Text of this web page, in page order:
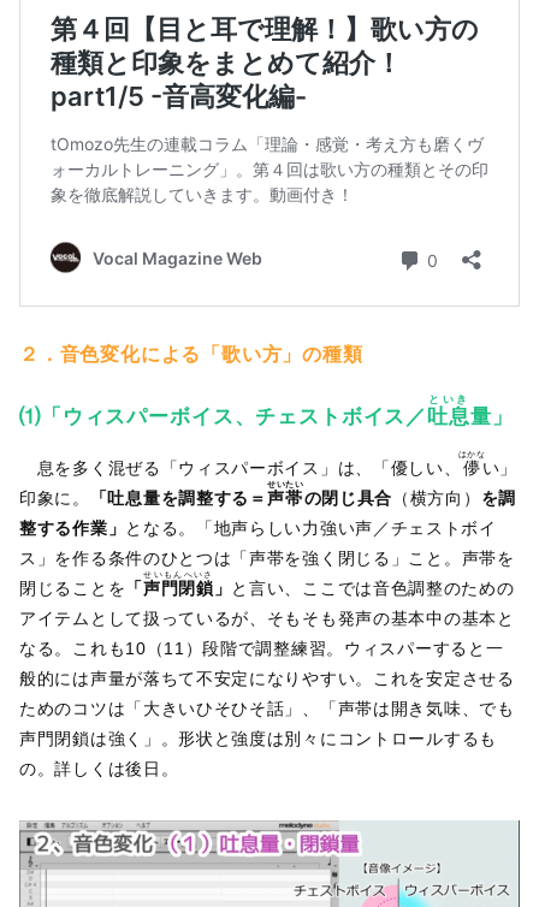
２ ． 音色変化による「歌い方」の種類
⑴「ウィスパーボイス、チェストボイス／吐息
といき
量」
息を多く混ぜる「ウィスパーボイス」は、「優しい、 儚
はかな
い」
印象に。
「吐息量を調整する＝ 声帯
せいたい
の閉じ具合 （横方向） を調
整する作業」 となる。「地声らしい力強い声／チェストボイ
ス」を作る条件のひとつは「声帯を強く閉じる」こと。声帯を
閉じることを 「声門閉鎖
せいもんへいさ
」 と言い、ここでは音色調整のための
アイテムとして扱っているが、そもそも発声の基本中の基本と
なる。これも10（11）段階で調整練習。ウィスパーすると一
般的には声量が落ちて不安定になりやすい。これを安定させる
ためのコツは「大きいひそひそ話」、「声帯は開き気味、でも
声門閉鎖は強く」。形状と強度は別々にコントロールするも
の。詳しくは後日。